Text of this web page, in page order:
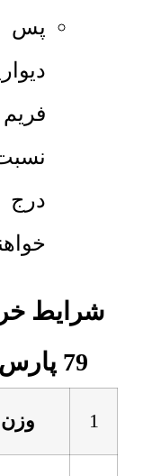
پس
درج
79 پارس فریم و نحوه ارسال
1 وزن